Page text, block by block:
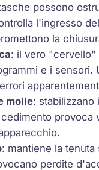
possono
l'ingresso
la
: il vero "cervello"
e i sensori.
molle: stabilizzano
provoca
: mantiene la tenuta
perdite